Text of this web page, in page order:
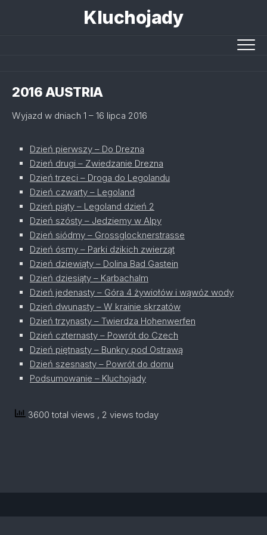
Kluchojady
2016 AUSTRIA
Wyjazd w dniach 1 – 16 lipca 2016
Dzień pierwszy – Do Drezna
Dzień drugi – Zwiedzanie Drezna
Dzień trzeci – Droga do Legolandu
Dzień czwarty – Legoland
Dzień piąty – Legoland dzień 2
Dzień szósty – Jedziemy w Alpy
Dzień siódmy – Grossglocknerstrasse
Dzień ósmy – Parki dzikich zwierząt
Dzień dziewiąty – Dolina Bad Gastein
Dzień dziesiąty – Karbachalm
Dzień jedenasty – Góra 4 żywiołów i wąwóz wody
Dzień dwunasty – W krainie skrzatów
Dzień trzynasty – Twierdza Hohenwerfen
Dzień czternasty – Powrót do Czech
Dzień piętnasty – Bunkry pod Ostrawą
Dzień szesnasty – Powrót do domu
Podsumowanie – Kluchojady
3600 total views , 2 views today